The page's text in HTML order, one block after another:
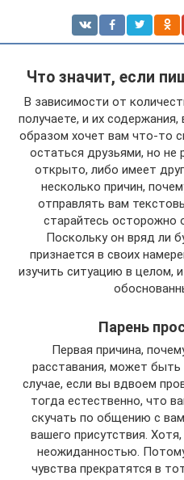
Что значит, если
В зависимости от
получаете, и их
образом хочет вам что-то
остаться друзьями, но не
открыто, либо имеет
несколько причин,
отправлять вам
старайтесь осторожно
Поскольку он вряд ли
признается в своих
изучить ситуацию в целом,
Парень
Первая причина,
расставания, может
случае, если вы вдвоем
тогда естественно, что
скучать по общению с
вашего присутствия.
неожиданностью.
чувства прекратятся в